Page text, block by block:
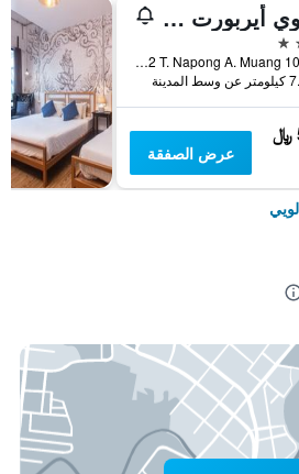
لوي أيربورت هوم ستاي
100 Moo 12 T. Napong A. Muang, لويي, تايلاند
المدينة
عرض الصفقة